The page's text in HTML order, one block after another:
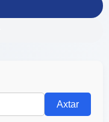
Axtar